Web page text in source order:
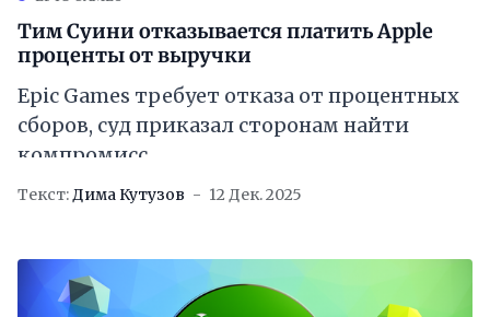
Тим Суини отказывается платить Apple
проценты от выручки
Epic Games требует отказа от процентных
сборов, суд приказал сторонам найти
компромисс
Текст:Дима Кутузов 12 Дек. 2025